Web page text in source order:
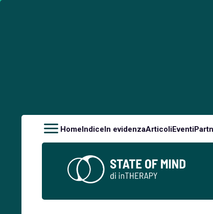
HomeIndiceIn evidenzaArticoliEventi